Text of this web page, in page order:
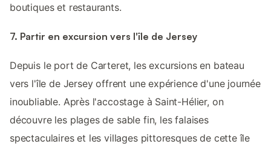
boutiques et restaurants.
7. Partir en excursion vers l'île de Jersey
Depuis le port de Carteret, les excursions en bateau
vers l'île de Jersey offrent une expérience d'une journée
inoubliable. Après l'accostage à Saint-Hélier, on
découvre les plages de sable fin, les falaises
spectaculaires et les villages pittoresques de cette île